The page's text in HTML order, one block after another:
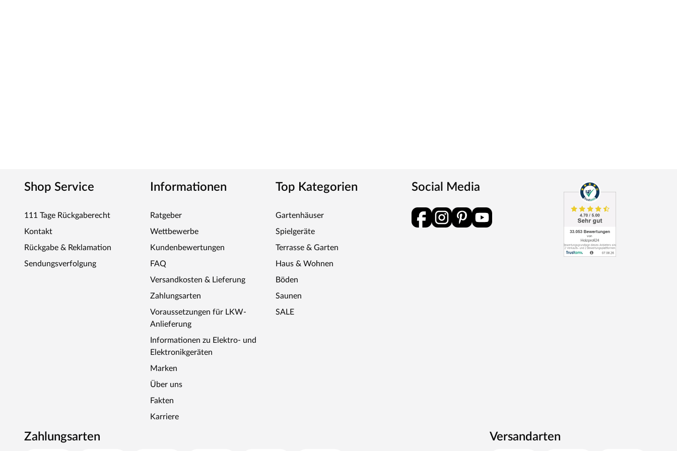
Shop Service
111 Tage Rückgaberecht
Kontakt
Rückgabe & Reklamation
Sendungsverfolgung
Informationen
Ratgeber
Wettbewerbe
Kundenbewertungen
FAQ
Versandkosten & Lieferung
Zahlungsarten
Voraussetzungen für LKW-
Anlieferung
Informationen zu Elektro- und
Elektronikgeräten
Marken
Über uns
Fakten
Karriere
Top Kategorien
Gartenhäuser
Spielgeräte
Terrasse & Garten
Haus & Wohnen
Böden
Saunen
SALE
Social Media
Zahlungsarten Versandarten